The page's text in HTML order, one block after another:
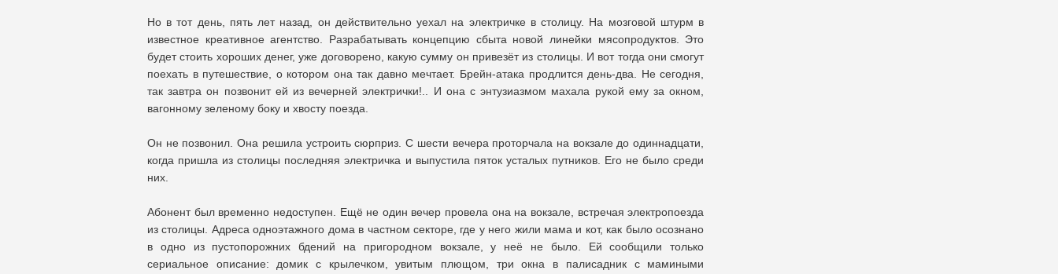
Но в тот день, пять лет назад, он действительно уехал на электричке в столицу. На мозговой штурм в
известное креативное агентство. Разрабатывать концепцию сбыта новой линейки мясопродуктов. Это
будет стоить хороших денег, уже договорено, какую сумму он привезёт из столицы. И вот тогда они смогут
поехать в путешествие, о котором она так давно мечтает. Брейн-атака продлится день-два. Не сегодня,
так завтра он позвонит ей из вечерней электрички!.. И она с энтузиазмом махала рукой ему за окном,
вагонному зеленому боку и хвосту поезда.
Он не позвонил. Она решила устроить сюрприз. С шести вечера проторчала на вокзале до одиннадцати,
когда пришла из столицы последняя электричка и выпустила пяток усталых путников. Его не было среди
них.
Абонент был временно недоступен. Ещё не один вечер провела она на вокзале, встречая электропоезда
из столицы. Адреса одноэтажного дома в частном секторе, где у него жили мама и кот, как было осознано
в одно из пустопорожних бдений на пригородном вокзале, у неё не было. Ей сообщили только
сериальное описание: домик с крылечком, увитым плющом, три окна в палисадник с мамиными